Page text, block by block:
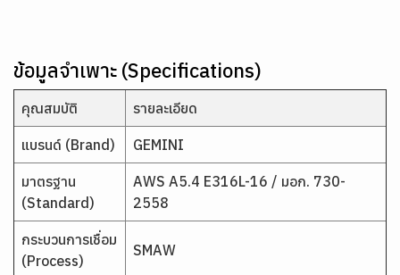
ข้อมูลจำเพาะ (Specifications)
คุณสมบัติ รายละเอียด
แบรนด์ (Brand) GEMINI
มาตรฐาน
(Standard)
AWS A5.4 E316L-16 / มอก. 730-
2558
กระบวนการเชื่อม
(Process)
SMAW